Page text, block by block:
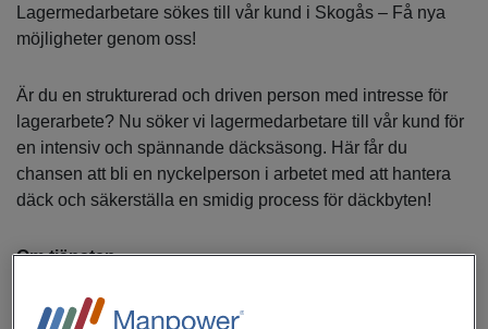
Lagermedarbetare sökes till vår kund i Skogås – Få nya
möjligheter genom oss!
Är du en strukturerad och driven person med intresse för
lagerarbete? Nu söker vi lagermedarbetare till vår kund för
en intensiv och spännande däcksäsong. Här får du
chansen att bli en nyckelperson i arbetet med att hantera
däck och säkerställa en smidig process för däckbyten!
Om tjänsten
Det är en roll med högt tempo och fokus på detaljer, där du